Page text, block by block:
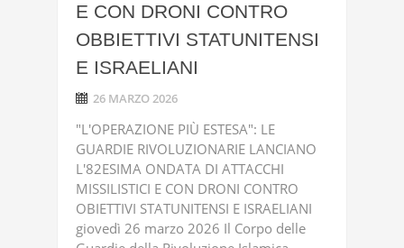
E CON DRONI CONTRO
OBBIETTIVI STATUNITENSI
E ISRAELIANI
26 MARZO 2026
"L'OPERAZIONE PIÙ ESTESA": LE
GUARDIE RIVOLUZIONARIE LANCIANO
L'82ESIMA ONDATA DI ATTACCHI
MISSILISTICI E CON DRONI CONTRO
OBIETTIVI STATUNITENSI E ISRAELIANI
giovedì 26 marzo 2026 Il Corpo delle